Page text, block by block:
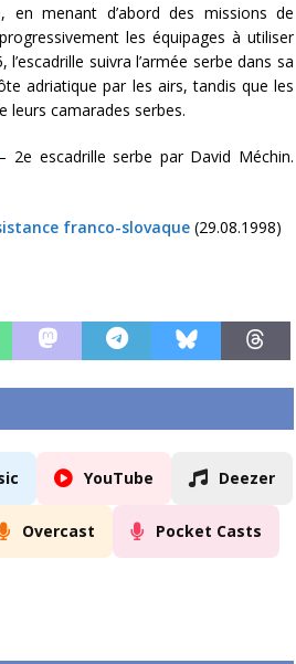
en menant d’abord des missions de
les équipages à utiliser
suivra l’armée serbe dans sa
adriatique par les airs, tandis que les
leurs camarades serbes.
2e escadrille serbe par David Méchin.
franco-slovaque (29.08.1998)
YouTube Deezer
Overcast Pocket Casts